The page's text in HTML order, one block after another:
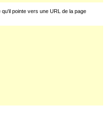
pointe vers une URL de la page